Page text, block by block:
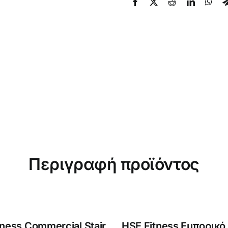
Περιγραφή προϊόντος